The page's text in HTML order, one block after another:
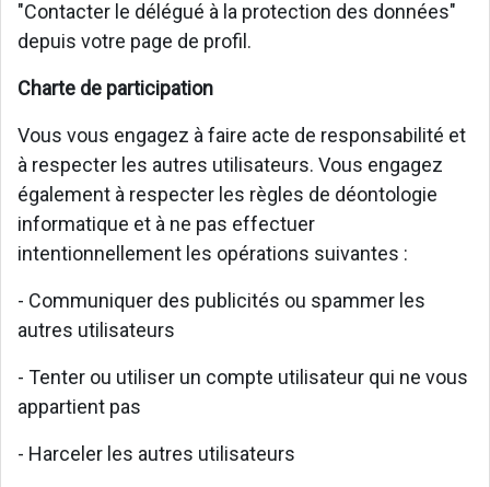
"Contacter le délégué à la protection des données"
depuis votre page de profil.
Charte de participation
Vous vous engagez à faire acte de responsabilité et
à respecter les autres utilisateurs. Vous engagez
également à respecter les règles de déontologie
informatique et à ne pas effectuer
intentionnellement les opérations suivantes :
- Communiquer des publicités ou spammer les
autres utilisateurs
- Tenter ou utiliser un compte utilisateur qui ne vous
appartient pas
- Harceler les autres utilisateurs